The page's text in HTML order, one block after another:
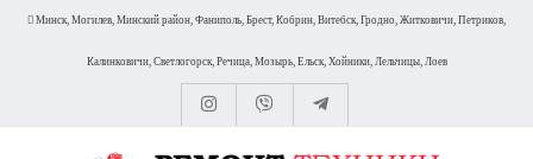
Минск, Могилев, Минский район, Фаниполь, Брест, Кобрин, Витебск, Гродно, Житковичи, Петриков,
Калинковичи, Светлогорск, Речица, Мозырь, Ельск, Хойники, Лельчицы, Лоев